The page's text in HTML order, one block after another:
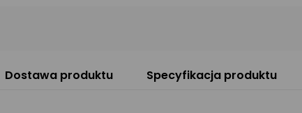
Dostawa produktu Specyfikacja produktu